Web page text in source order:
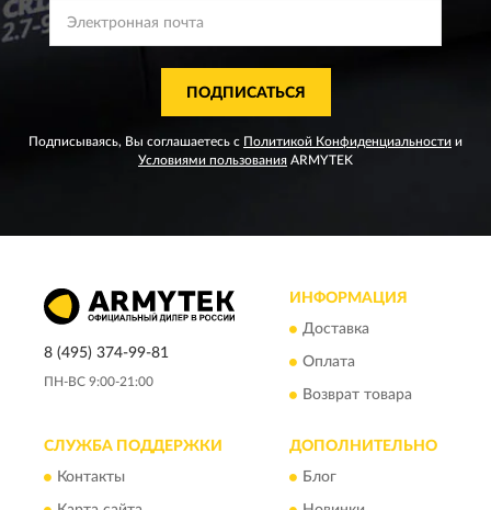
ПОДПИСАТЬСЯ
Подписываясь, Вы соглашаетесь с Политикой Конфиденциальности и
Условиями пользования ARMYTEK
8 (495) 374-99-81
ПН-ВС 9:00-21:00
ИНФОРМАЦИЯ
Доставка
Оплата
Возврат товара
СЛУЖБА ПОДДЕРЖКИ
Контакты
ДОПОЛНИТЕЛЬНО
Блог